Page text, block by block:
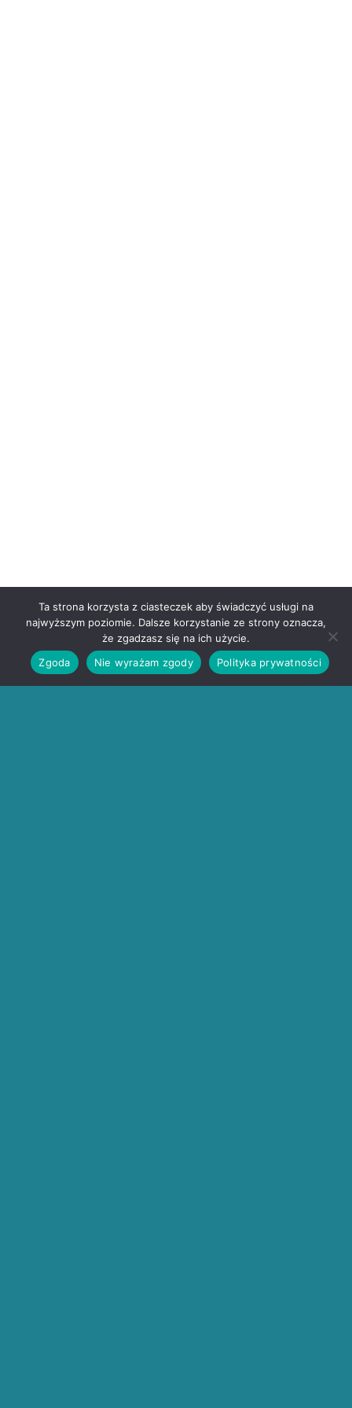
Ta strona korzysta z ciasteczek aby świadczyć usługi na
najwyższym poziomie. Dalsze korzystanie ze strony oznacza,
że zgadzasz się na ich użycie.
Zgoda
Nie wyrażam zgody Polityka prywatności